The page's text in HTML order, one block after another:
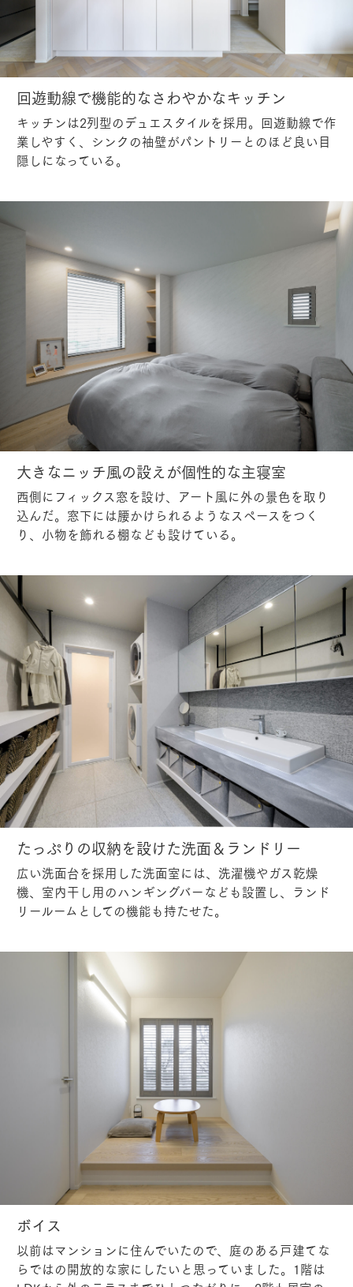
回遊動線で機能的なさわやかなキッチン
キッチンは2列型のデュエスタイルを採用。回遊動線で作
業しやすく、シンクの袖壁がパントリーとのほど良い目
隠しになっている。
大きなニッチ風の設えが個性的な主寝室
西側にフィックス窓を設け、アート風に外の景色を取り
込んだ。窓下には腰かけられるようなスペースをつく
り、小物を飾れる棚なども設けている。
たっぷりの収納を設けた洗面＆ランドリー
広い洗面台を採用した洗面室には、洗濯機やガス乾燥
機、室内干し用のハンギングバーなども設置し、ランド
リールームとしての機能も持たせた。
ボイス
以前はマンションに住んでいたので、庭のある戸建てな
らではの開放的な家にしたいと思っていました。1階は